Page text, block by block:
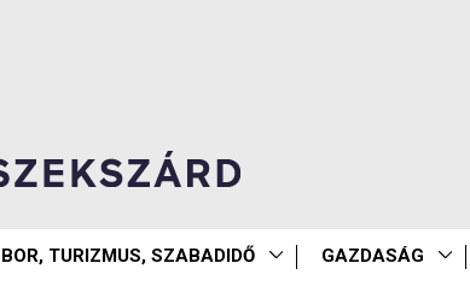
BOR, TURIZMUS, SZABADIDŐ GAZDASÁG